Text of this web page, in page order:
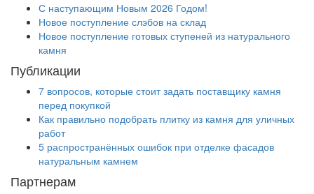
С наступающим Новым 2026 Годом!
Новое поступление слэбов на склад
Новое поступление готовых ступеней из натурального
камня
Публикации
7 вопросов, которые стоит задать поставщику камня
перед покупкой
Как правильно подобрать плитку из камня для уличных
работ
5 распространённых ошибок при отделке фасадов
натуральным камнем
Партнерам